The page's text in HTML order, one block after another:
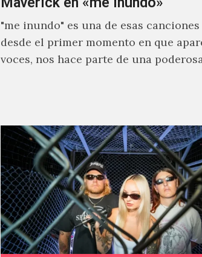
"me inundo" es una de esas canciones
desde el primer momento en que
voces, nos hace parte de una